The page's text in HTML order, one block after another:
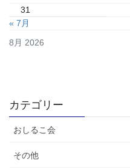
8月 2026
31
« 7月
カテゴリー
おしるこ会
その他